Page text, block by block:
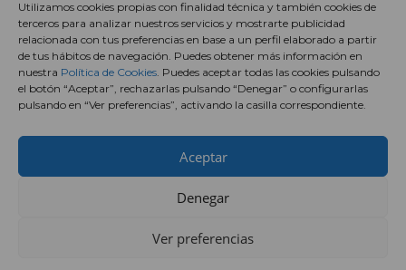
Utilizamos cookies propias con finalidad técnica y también cookies de
terceros para analizar nuestros servicios y mostrarte publicidad
relacionada con tus preferencias en base a un perfil elaborado a partir
de tus hábitos de navegación. Puedes obtener más información en
nuestra Política de Cookies. Puedes aceptar todas las cookies pulsando
el botón “Aceptar”, rechazarlas pulsando “Denegar” o configurarlas
pulsando en “Ver preferencias”, activando la casilla correspondiente.
Aceptar
Denegar
Ver preferencias
centro comercial.
Suscríbete